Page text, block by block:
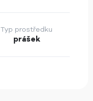
Typ prostředku
prášek